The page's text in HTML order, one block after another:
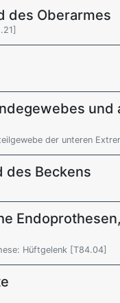
des Oberarmes
und
der unteren
des Beckens
Hüftgelenk [T84.04]